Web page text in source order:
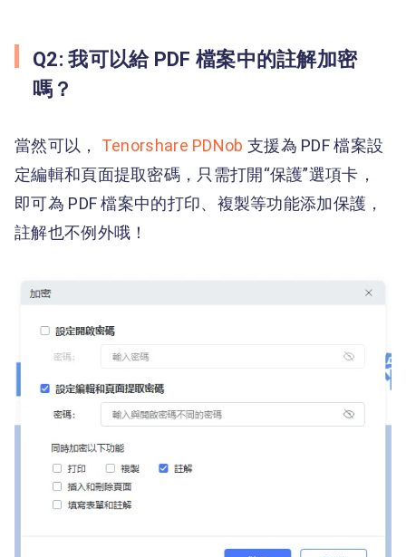
Q2: 我可以給 PDF 檔案中的註解加密
嗎？
當然可以， Tenorshare PDNob 支援為 PDF 檔案設
定編輯和頁面提取密碼，只需打開“保護”選項卡，
即可為 PDF 檔案中的打印、複製等功能添加保護，
註解也不例外哦！